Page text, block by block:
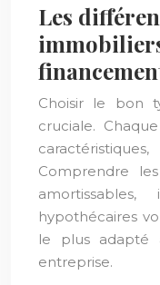
Les
Choisir le bon
cruciale.
Comprendre
hypothécaires
le plus adapté
entreprise.